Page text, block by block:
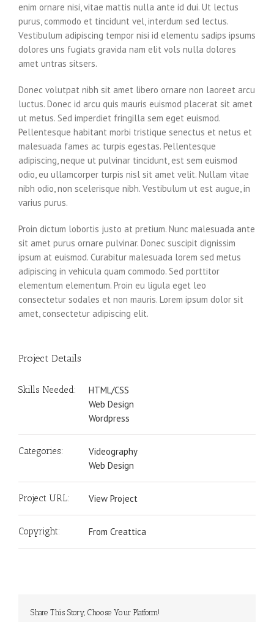
enim ornare nisi, vitae mattis nulla ante id dui. Ut lectus
purus, commodo et tincidunt vel, interdum sed lectus.
Vestibulum adipiscing tempor nisi id elementu sadips ipsums
dolores uns fugiats gravida nam elit vols nulla dolores
amet untras sitsers.
Donec volutpat nibh sit amet libero ornare non laoreet arcu
luctus. Donec id arcu quis mauris euismod placerat sit amet
ut metus. Sed imperdiet fringilla sem eget euismod.
Pellentesque habitant morbi tristique senectus et netus et
malesuada fames ac turpis egestas. Pellentesque
adipiscing, neque ut pulvinar tincidunt, est sem euismod
odio, eu ullamcorper turpis nisl sit amet velit. Nullam vitae
nibh odio, non scelerisque nibh. Vestibulum ut est augue, in
varius purus.
Proin dictum lobortis justo at pretium. Nunc malesuada ante
sit amet purus ornare pulvinar. Donec suscipit dignissim
ipsum at euismod. Curabitur malesuada lorem sed metus
adipiscing in vehicula quam commodo. Sed porttitor
elementum elementum. Proin eu ligula eget leo
consectetur sodales et non mauris. Lorem ipsum dolor sit
amet, consectetur adipiscing elit.
Project Details
Skills Needed:
HTML/CSS
Web Design
Wordpress
Categories:
Videography
Web Design
Project URL: View Project
Copyright: From Creattica
Share This Story, Choose Your Platform!